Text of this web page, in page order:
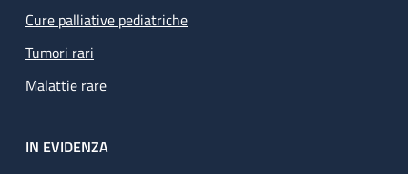
Cure palliative pediatriche
Tumori rari
Malattie rare
IN EVIDENZA